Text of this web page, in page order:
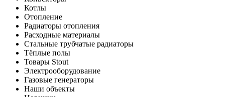
Котлы
Отопление
Радиаторы отопления
Расходные материалы
Стальные трубчатые радиаторы
Тёплые полы
Товары Stout
Электрооборудование
Газовые генераторы
Наши объекты